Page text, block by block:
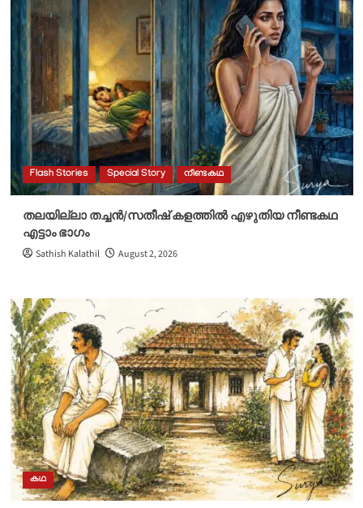
Flash Stories Special Story നീണ്ടകഥ
തലയില്ലാ തച്ചൻ/സതീഷ് കളത്തിൽ എഴുതിയ നീണ്ടകഥ
എട്ടാം ഭാഗം
Sathish Kalathil August 2, 2026
കഥ